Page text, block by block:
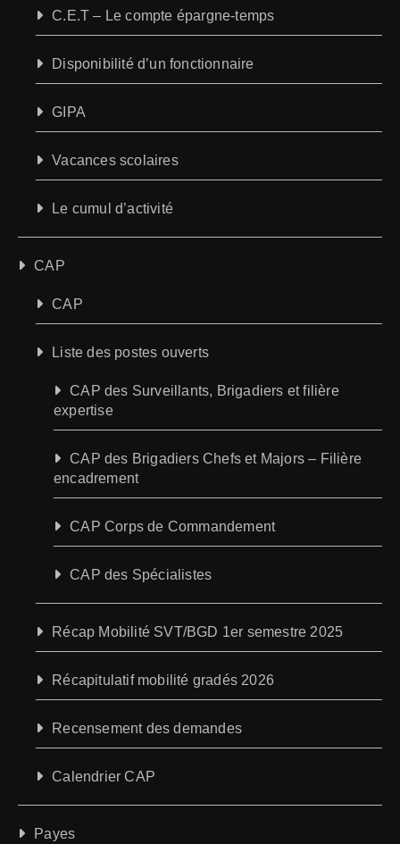
C.E.T – Le compte épargne-temps
Disponibilité d’un fonctionnaire
GIPA
Vacances scolaires
Le cumul d’activité
CAP
CAP
Liste des postes ouverts
CAP des Surveillants, Brigadiers et filière
expertise
CAP des Brigadiers Chefs et Majors – Filière
encadrement
CAP Corps de Commandement
CAP des Spécialistes
Récap Mobilité SVT/BGD 1er semestre 2025
Récapitulatif mobilité gradés 2026
Recensement des demandes
Calendrier CAP
Payes